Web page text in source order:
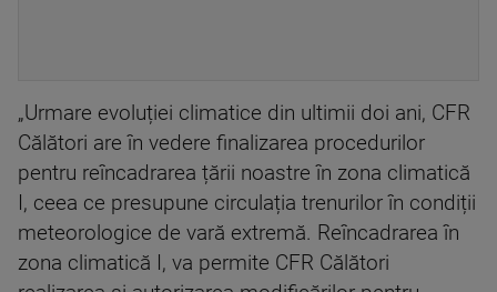
„Urmare evoluției climatice din ultimii doi ani, CFR
Călători are în vedere finalizarea procedurilor
pentru reîncadrarea țării noastre în zona climatică
I, ceea ce presupune circulația trenurilor în condiții
meteorologice de vară extremă. Reîncadrarea în
zona climatică I, va permite CFR Călători